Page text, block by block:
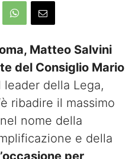
Matteo Salvini
del Consiglio Mario
leader della Lega,
ribadire il massimo
nome della
e della
per